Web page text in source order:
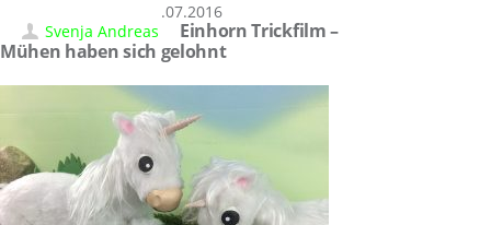
30.07.2016
Svenja Andreas
Einhorn Trickfilm –
Mühen haben sich gelohnt